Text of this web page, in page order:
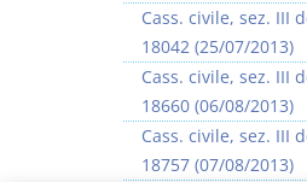
Cass. civile, sez. III
18042 (25/07/2013)
Cass. civile, sez. III
18660 (06/08/2013)
Cass. civile, sez. III
18757 (07/08/2013)